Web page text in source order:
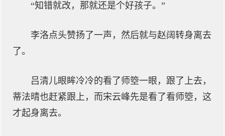
“知错就改，那就还是个好孩子。”
李洛点头赞扬了一声，然后就与赵阔转身离去
了。
吕清儿眼眸冷冷的看了师箜一眼，跟了上去，
蒂法晴也赶紧跟上，而宋云峰先是看了看师箜，这
才起身离去。